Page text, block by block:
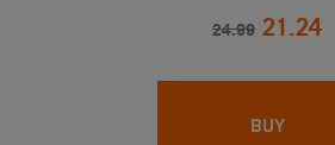
24.99 21.24
BUY